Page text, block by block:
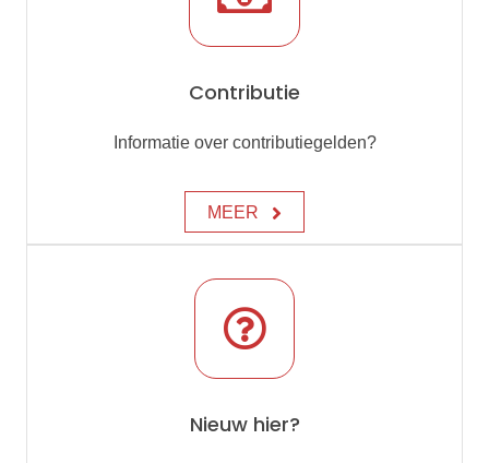
Contributie
Informatie over contributiegelden?
MEER
Nieuw hier?